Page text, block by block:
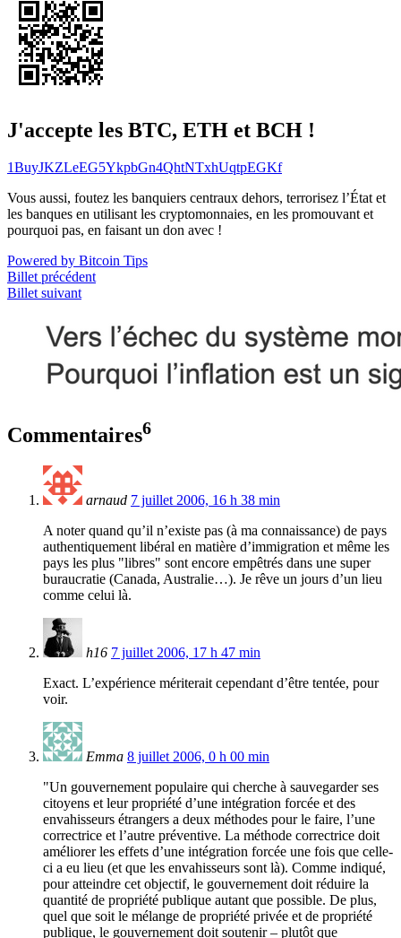
J'accepte les BTC, ETH et BCH !
1BuyJKZLeEG5YkpbGn4QhtNTxhUqtpEGKf
Vous aussi, foutez les banquiers centraux dehors, terrorisez l’État et
les banques en utilisant les cryptomonnaies, en les promouvant et
pourquoi pas, en faisant un don avec !
Powered by Bitcoin Tips
Billet précédent
Billet suivant
Commentaires6
arnaud 7 juillet 2006, 16 h 38 min
A noter quand qu’il n’existe pas (à ma connaissance) de pays
authentiquement libéral en matière d’immigration et même les
pays les plus "libres" sont encore empêtrés dans une super
buraucratie (Canada, Australie…). Je rêve un jours d’un lieu
comme celui là.
h16 7 juillet 2006, 17 h 47 min
Exact. L’expérience mériterait cependant d’être tentée, pour
voir.
Emma 8 juillet 2006, 0 h 00 min
"Un gouvernement populaire qui cherche à sauvegarder ses
citoyens et leur propriété d’une intégration forcée et des
envahisseurs étrangers a deux méthodes pour le faire, l’une
correctrice et l’autre préventive. La méthode correctrice doit
améliorer les effets d’une intégration forcée une fois que celle-
ci a eu lieu (et que les envahisseurs sont là). Comme indiqué,
pour atteindre cet objectif, le gouvernement doit réduire la
quantité de propriété publique autant que possible. De plus,
quel que soit le mélange de propriété privée et de propriété
publique, le gouvernement doit soutenir – plutôt que